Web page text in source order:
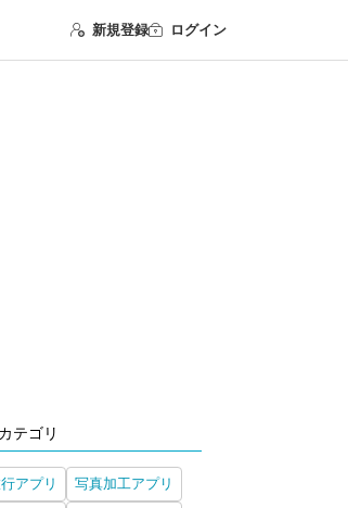
新規登録 ログイン
テゴリ
アプリ 写真加工アプリ